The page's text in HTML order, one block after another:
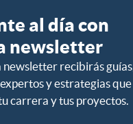
al día con
newsletter
newsletter recibirás guías,
y estrategias que
carrera y tus proyectos.